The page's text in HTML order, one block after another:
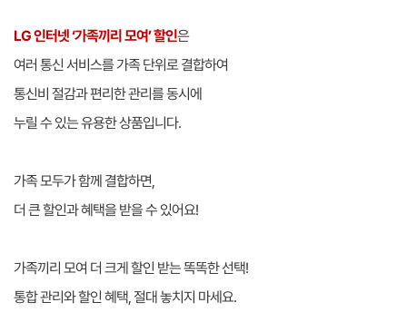
LG 인터넷 ‘가족끼리 모여’ 할인은
여러 통신 서비스를 가족 단위로 결합하여
통신비 절감과 편리한 관리를 동시에
누릴 수 있는 유용한 상품입니다.
가족 모두가 함께 결합하면,
더 큰 할인과 혜택을 받을 수 있어요!
가족끼리 모여 더 크게 할인 받는 똑똑한 선택!
통합 관리와 할인 혜택, 절대 놓치지 마세요.